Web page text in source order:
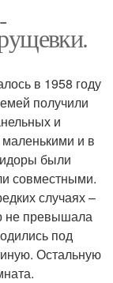
в 1958 году
получили
и
и в
были
совместными.
случаях –
не превышала
под
Остальную